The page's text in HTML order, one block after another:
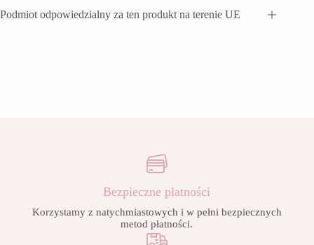
Podmiot odpowiedzialny za ten produkt na terenie UE
Bezpieczne płatności
Korzystamy z natychmiastowych i w pełni bezpiecznych
metod płatności.